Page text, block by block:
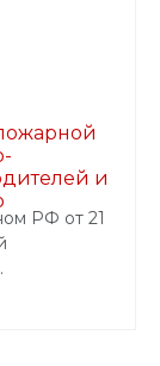
и
РФ от 21